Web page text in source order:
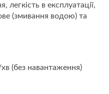
в експлуатації,
(змивання водою) та
(без навантаження)